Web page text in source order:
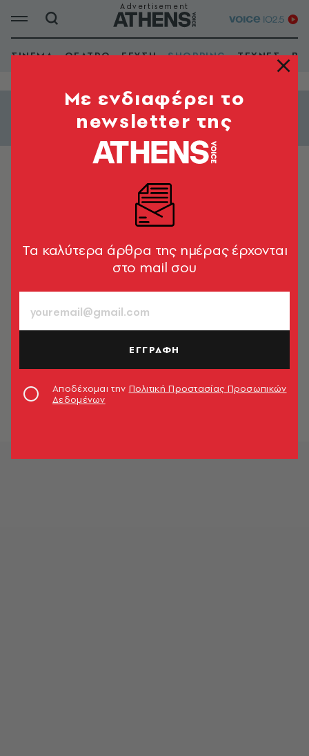
ΣΙΝΕΜΑ ΘΕΑΤΡΟ ΓΕΥΣΗ SHOPPING ΤΕΧΝΕΣ
Εμφάνιση φίλτρων
Εκπαιδευτήρια Δούκα
Mε ενδιαφέρει το
newsletter της
Tα καλύτερα άρθρα της ημέρας έρχονται
στο mail σου
ΕΓΓΡΑΦΗ
Αποδέχομαι την Πολιτική Προστασίας Προσωπικών
Δεδομένων